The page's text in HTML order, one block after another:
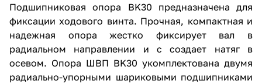
Подшипниковая опора BK30 предназначена для
фиксации ходового винта. Прочная, компактная и
надежная опора жестко фиксирует вал в
радиальном направлении и с создает натяг в
осевом. Опора ШВП BK30 укомплектована двумя
радиально-упорными шариковыми подшипниками